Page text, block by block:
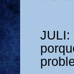
JULI: